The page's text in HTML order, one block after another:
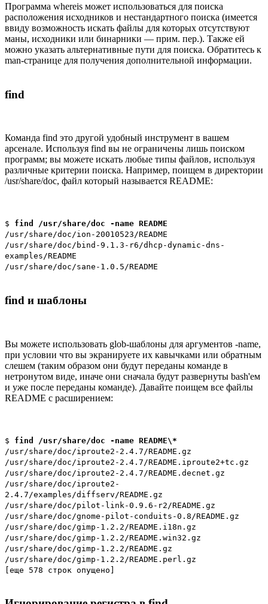
Программа whereis может использоваться для поиска
расположения исходников и нестандартного поиска (имеется
ввиду возможность искать файлы для которых отсутствуют
маны, исходники или бинарники — прим. пер.). Также ей
можно указать альтернативные пути для поиска. Обратитесь к
man-странице для получения дополнительной информации.
find
Команда find это другой удобный инструмент в вашем
арсенале. Используя find вы не ограничены лишь поиском
программ; вы можете искать любые типы файлов, используя
различные критерии поиска. Например, поищем в директории
/usr/share/doc, файл который называется README:
$ find /usr/share/doc -name README
/usr/share/doc/ion-20010523/README
/usr/share/doc/bind-9.1.3-r6/dhcp-dynamic-dns-
examples/README
/usr/share/doc/sane-1.0.5/README
find и шаблоны
Вы можете использовать glob-шаблоны для аргументов -name,
при условии что вы экранируете их кавычками или обратным
слешем (таким образом они будут переданы команде в
нетронутом виде, иначе они сначала будут развернуты bash'ем
и уже после переданы команде). Давайте поищем все файлы
README с расширением:
$ find /usr/share/doc -name README\*
/usr/share/doc/iproute2-2.4.7/README.gz
/usr/share/doc/iproute2-2.4.7/README.iproute2+tc.gz
/usr/share/doc/iproute2-2.4.7/README.decnet.gz
/usr/share/doc/iproute2-
2.4.7/examples/diffserv/README.gz
/usr/share/doc/pilot-link-0.9.6-r2/README.gz
/usr/share/doc/gnome-pilot-conduits-0.8/README.gz
/usr/share/doc/gimp-1.2.2/README.i18n.gz
/usr/share/doc/gimp-1.2.2/README.win32.gz
/usr/share/doc/gimp-1.2.2/README.gz
/usr/share/doc/gimp-1.2.2/README.perl.gz
[еще 578 строк опущено]